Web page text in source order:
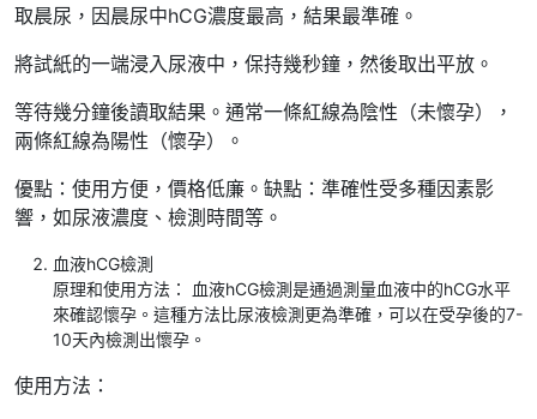
取晨尿，因晨尿中hCG濃度最高，結果最準確。
將試紙的一端浸入尿液中，保持幾秒鐘，然後取出平放。
等待幾分鐘後讀取結果。通常一條紅線為陰性（未懷孕），
兩條紅線為陽性（懷孕）。
優點：使用方便，價格低廉。缺點：準確性受多種因素影
響，如尿液濃度、檢測時間等。
血液hCG檢測
原理和使用方法： 血液hCG檢測是通過測量血液中的hCG水平
來確認懷孕。這種方法比尿液檢測更為準確，可以在受孕後的7-
10天內檢測出懷孕。
使用方法：